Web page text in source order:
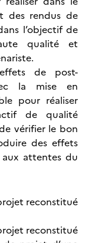
des rendus de
l’objectif de
qualité et
de post-
la mise en
pour réaliser
de qualité
vérifier le bon
des effets
attentes du
reconstitué
reconstitué